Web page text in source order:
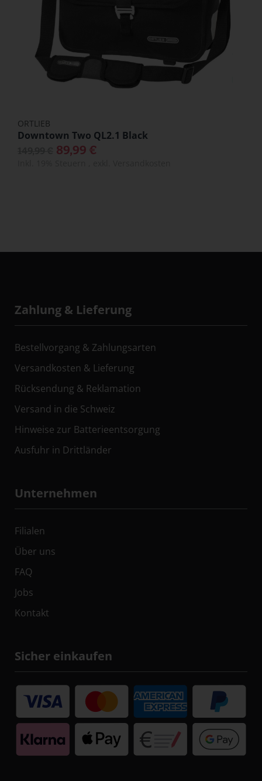
ORTLIEB
Downtown Two QL2.1 Black
89,99 €
Zahlung & Lieferung
Bestellvorgang & Zahlungsarten
Versandkosten & Lieferung
Rücksendung & Reklamation
Versand in die Schweiz
Hinweise zur Batterieentsorgung
Ausfuhr in Drittländer
Unternehmen
Filialen
Über uns
FAQ
Jobs
Kontakt
Sicher einkaufen